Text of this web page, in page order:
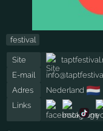
festival
Site
E-mail
Adres
Nederland 🇳🇱
Links